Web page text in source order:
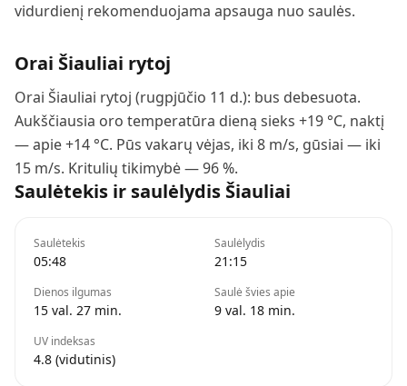
vidurdienį rekomenduojama apsauga nuo saulės.
Orai Šiauliai rytoj
Orai Šiauliai rytoj (rugpjūčio 11 d.): bus debesuota.
Aukščiausia oro temperatūra dieną sieks +19 °C, naktį
— apie +14 °C. Pūs vakarų vėjas, iki 8 m/s, gūsiai — iki
15 m/s. Kritulių tikimybė — 96 %.
Saulėtekis ir saulėlydis Šiauliai
Saulėtekis
05:48
Saulėlydis
21:15
Dienos ilgumas
15 val. 27 min.
Saulė švies apie
9 val. 18 min.
UV indeksas
4.8 (vidutinis)